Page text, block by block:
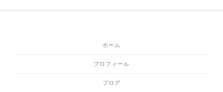
ホーム
プロフィール
ブログ